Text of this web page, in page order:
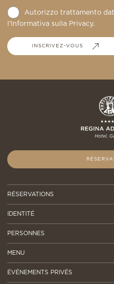
Autorizzo trattamento
l'Informativa sulla Privacy.
INSCRIVEZ-VOUS
RÉSERVATIONS
IDENTITÉ
PERSONNES
MENU
ÉVÉNEMENTS PRIVÉS